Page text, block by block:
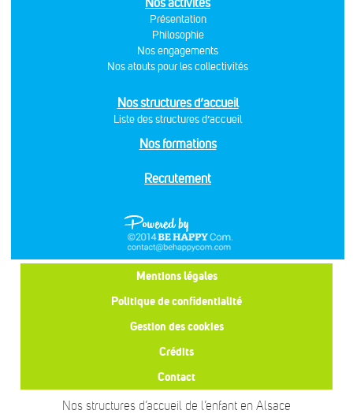
Présentation
Philosophie
Nos engagements
Nos atouts pour les collectivités
Nos structures d’accueil
Liste des structures d’accueil
Nos formations
Recrutement
Mentions légales
Politique de confidentialité
Gestion des cookies
Crédits
Contact
Nos structures d’accueil de l’enfant en Alsace